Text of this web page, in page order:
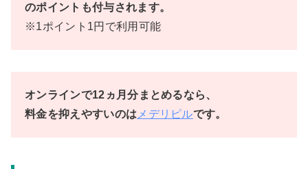
のポイントも付与されます。
※1ポイント1円で利用可能
オンラインで12ヵ月分まとめるなら、
料金を抑えやすいのは メデリピルです。